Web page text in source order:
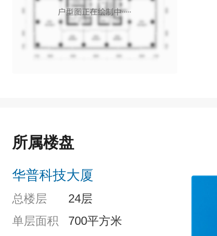
所属楼盘
华普科技大厦
总楼层
24层
单层面积
700平方米